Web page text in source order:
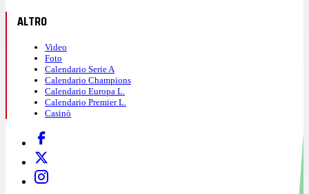
ALTRO
Video
Foto
Calendario Serie A
Calendario Champions
Calendario Europa L.
Calendario Premier L.
Casinò